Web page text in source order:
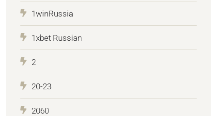
1winRussia
1xbet Russian
2
20-23
2060